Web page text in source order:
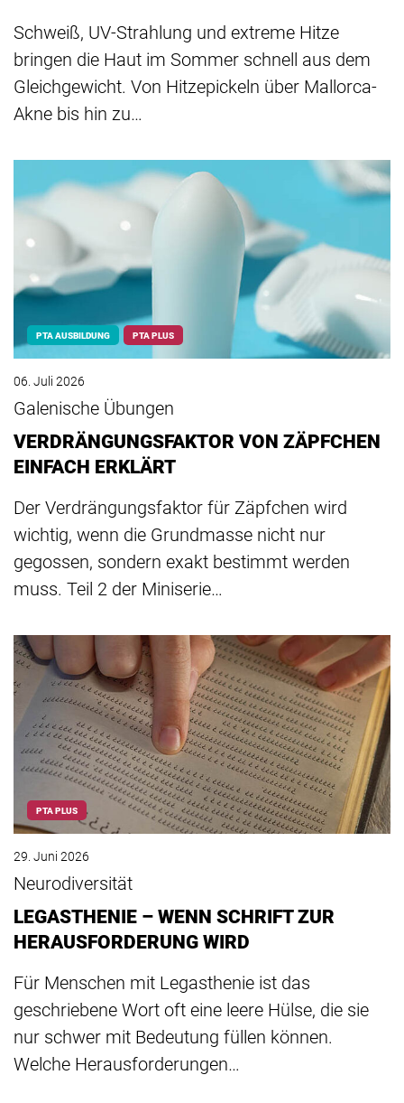
Schweiß, UV-Strahlung und extreme Hitze
bringen die Haut im Sommer schnell aus dem
Gleichgewicht. Von Hitzepickeln über Mallorca-
Akne bis hin zu…
PTA AUSBILDUNG PTA PLUS
06. Juli 2026
Galenische Übungen
VERDRÄNGUNGSFAKTOR VON ZÄPFCHEN
EINFACH ERKLÄRT
Der Verdrängungsfaktor für Zäpfchen wird
wichtig, wenn die Grundmasse nicht nur
gegossen, sondern exakt bestimmt werden
muss. Teil 2 der Miniserie…
PTA PLUS
29. Juni 2026
Neurodiversität
LEGASTHENIE – WENN SCHRIFT ZUR
HERAUSFORDERUNG WIRD
Für Menschen mit Legasthenie ist das
geschriebene Wort oft eine leere Hülse, die sie
nur schwer mit Bedeutung füllen können.
Welche Herausforderungen…